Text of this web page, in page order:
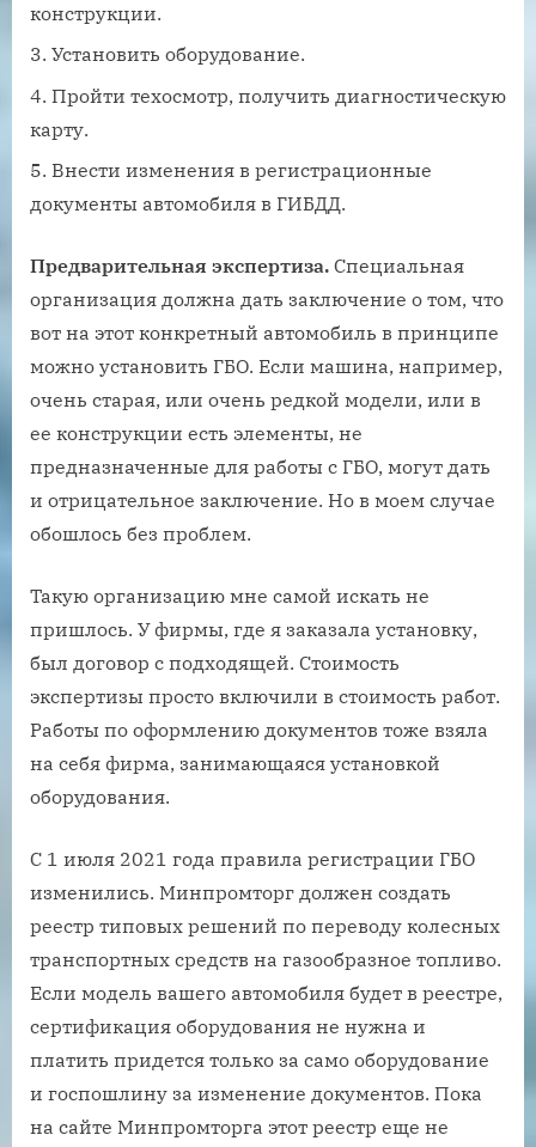
конструкции.
Установить оборудование.
Пройти техосмотр, получить диагностическую
карту.
Внести изменения в регистрационные
документы автомобиля в ГИБДД.
Предварительная экспертиза. Специальная
организация должна дать заключение о том, что
вот на этот конкретный автомобиль в принципе
можно установить ГБО. Если машина, например,
очень старая, или очень редкой модели, или в
ее конструкции есть элементы, не
предназначенные для работы с ГБО, могут дать
и отрицательное заключение. Но в моем случае
обошлось без проблем.
Такую организацию мне самой искать не
пришлось. У фирмы, где я заказала установку,
был договор с подходящей. Стоимость
экспертизы просто включили в стоимость работ.
Работы по оформлению документов тоже взяла
на себя фирма, занимающаяся установкой
оборудования.
С 1 июля 2021 года правила регистрации ГБО
изменились. Минпромторг должен создать
реестр типовых решений по переводу колесных
транспортных средств на газообразное топливо.
Если модель вашего автомобиля будет в реестре,
сертификация оборудования не нужна и
платить придется только за само оборудование
и госпошлину за изменение документов. Пока
на сайте Минпромторга этот реестр еще не